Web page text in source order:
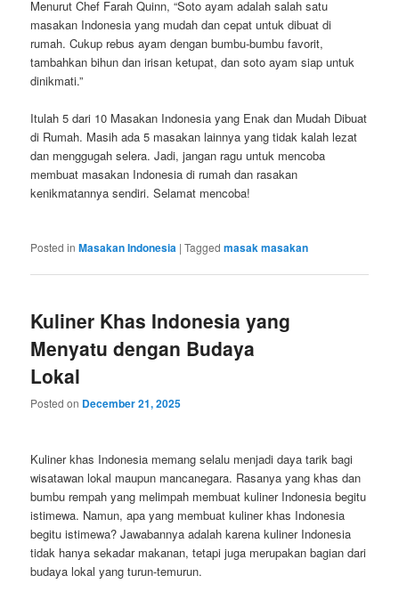
Menurut Chef Farah Quinn, “Soto ayam adalah salah satu
masakan Indonesia yang mudah dan cepat untuk dibuat di
rumah. Cukup rebus ayam dengan bumbu-bumbu favorit,
tambahkan bihun dan irisan ketupat, dan soto ayam siap untuk
dinikmati.”
Itulah 5 dari 10 Masakan Indonesia yang Enak dan Mudah Dibuat
di Rumah. Masih ada 5 masakan lainnya yang tidak kalah lezat
dan menggugah selera. Jadi, jangan ragu untuk mencoba
membuat masakan Indonesia di rumah dan rasakan
kenikmatannya sendiri. Selamat mencoba!
Posted in Masakan Indonesia |Tagged masak masakan
Kuliner Khas Indonesia yang
Menyatu dengan Budaya
Lokal
Posted on December 21, 2025
Kuliner khas Indonesia memang selalu menjadi daya tarik bagi
wisatawan lokal maupun mancanegara. Rasanya yang khas dan
bumbu rempah yang melimpah membuat kuliner Indonesia begitu
istimewa. Namun, apa yang membuat kuliner khas Indonesia
begitu istimewa? Jawabannya adalah karena kuliner Indonesia
tidak hanya sekadar makanan, tetapi juga merupakan bagian dari
budaya lokal yang turun-temurun.